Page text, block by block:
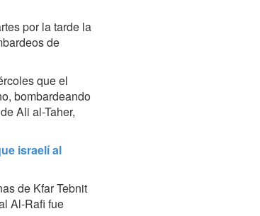
por la tarde la
de
que el
bombardeando
Ali al-Taher,
israelí al
de Kfar Tebnit
Al-Rafi fue